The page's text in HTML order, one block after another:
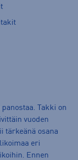
Takki on
vuoden
tärkeänä osana
eri
Ennen